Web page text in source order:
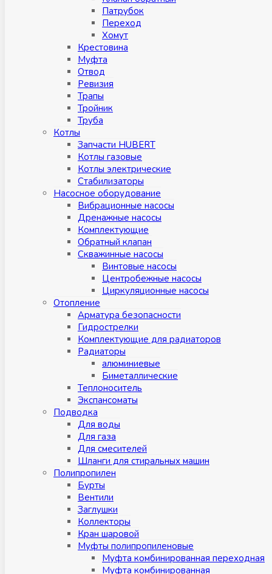
Патрубок
Переход
Хомут
Крестовина
Муфтa
Отвод
Ревизия
Трапы
Тройник
Труба
Котлы
Запчасти HUBERT
Котлы газовые
Котлы электрические
Стабилизаторы
Насосное оборудование
Вибрационные насосы
Дренажные насосы
Комплектующие
Обратный клапан
Скважинные насосы
Винтовые насосы
Центробежные насосы
Циркуляционные насосы
Отопление
Арматура безопасности
Гидрострелки
Комплектующие для радиаторов
Радиаторы
алюминиевые
Биметаллические
Теплоноситель
Экспансоматы
Подводка
Для воды
Для газа
Для смесителей
Шланги для стиральных машин
Полипропилен
Бурты
Вентили
Заглушки
Коллекторы
Кран шаровой
Муфты полипропиленовые
Муфта комбинированная переходная
Муфта комбинированная